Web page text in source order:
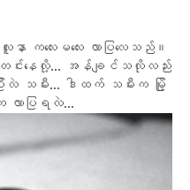
ာ ကလေးမလေး လာပြလေသည်။
င်းနေလို့... အန်ချင်သလိုလည်း
ာပြရလဲ...